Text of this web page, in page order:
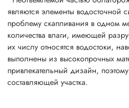
являются элементы водосточной
проблему скапливания в одном
количества влаги, имеющей
их числу относятся водостоки,
выполнены из высокопрочных
привлекательный дизайн, поэтому
составляющей участка.